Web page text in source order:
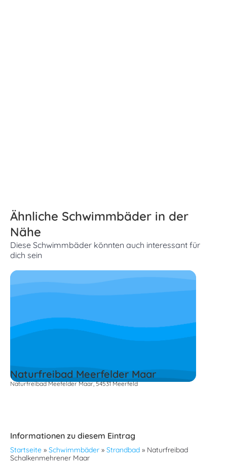
Ähnliche Schwimmbäder in der
Nähe
Diese Schwimmbäder könnten auch interessant für
dich sein
Naturfreibad Meerfelder Maar
Naturfreibad Meefelder Maar, 54531 Meerfeld
Informationen zu diesem Eintrag
Startseite » Schwimmbäder » Strandbad » Naturfreibad
Schalkenmehrener Maar